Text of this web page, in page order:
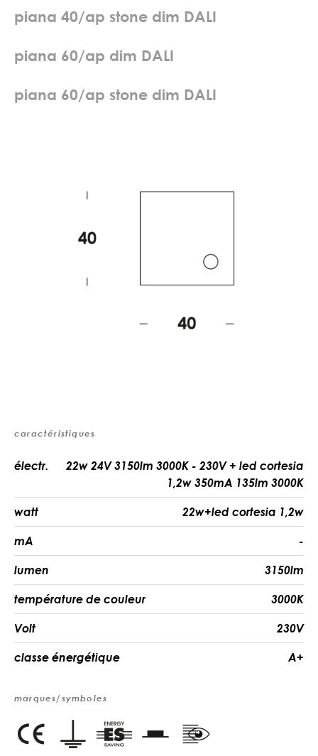
piana 40/ap stone dim DALI
piana 60/ap dim DALI
piana 60/ap stone dim DALI
caractéristiques
électr.
22w 24V 3150lm 3000K - 230V + led cortesia
1,2w 350mA 135lm 3000K
watt 22w+led cortesia 1,2w
mA -
lumen 3150lm
température de couleur 3000K
Volt 230V
classe énergétique A+
marques/symboles